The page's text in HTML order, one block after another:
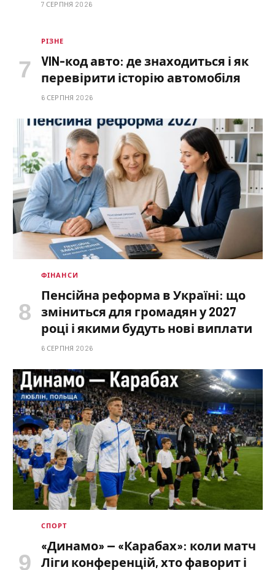
7 СЕРПНЯ 2026
РІЗНЕ
VIN-код авто: де знаходиться і як
перевірити історію автомобіля
6 СЕРПНЯ 2026
ФІНАНСИ
Пенсійна реформа в Україні: що
зміниться для громадян у 2027
році і якими будуть нові виплати
6 СЕРПНЯ 2026
СПОРТ
«Динамо» — «Карабах»: коли матч
Ліги конференцій, хто фаворит і